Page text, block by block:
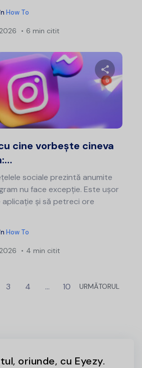
How To
6 min citit
cine vorbește cineva
sociale prezintă anumite
nu face excepție. Este ușor
și să petreci ore
How To
4 min citit
în
3 4 … 10 URMĂTORUL
oriunde, cu Eyezy.